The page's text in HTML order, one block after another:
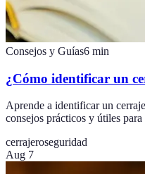
Consejos y Guías6 min
¿Cómo identificar un
Aprende a identificar un
consejos prácticos y útiles
cerrajeroseguridad
Aug 7